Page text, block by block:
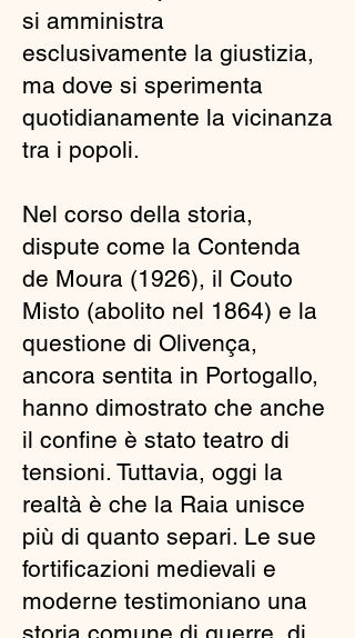
si amministra
esclusivamente la giustizia,
ma dove si sperimenta
quotidianamente la vicinanza
tra i popoli.
Nel corso della storia,
dispute come la Contenda
de Moura (1926), il Couto
Misto (abolito nel 1864) e la
questione di Olivença,
ancora sentita in Portogallo,
hanno dimostrato che anche
il confine è stato teatro di
tensioni. Tuttavia, oggi la
realtà è che la Raia unisce
più di quanto separi. Le sue
fortificazioni medievali e
moderne testimoniano una